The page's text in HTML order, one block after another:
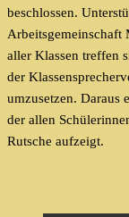
beschlossen.
Arbeitsgemeinschaft
aller Klassen treffen
der
umzusetzen. Daraus
der allen
Rutsche aufzeigt.